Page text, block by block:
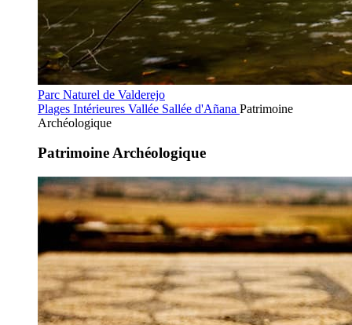
Parc Naturel de Valderejo
Plages Intérieures Vallée Sallée d'Añana Patrimoine
Archéologique
Patrimoine Archéologique